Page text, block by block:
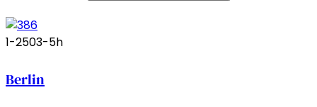
1-2503-5h
Berlin